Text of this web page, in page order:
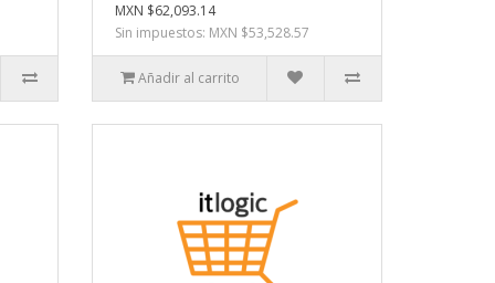
MXN $62,093.14
Sin impuestos: MXN $53,528.57
Añadir al carrito